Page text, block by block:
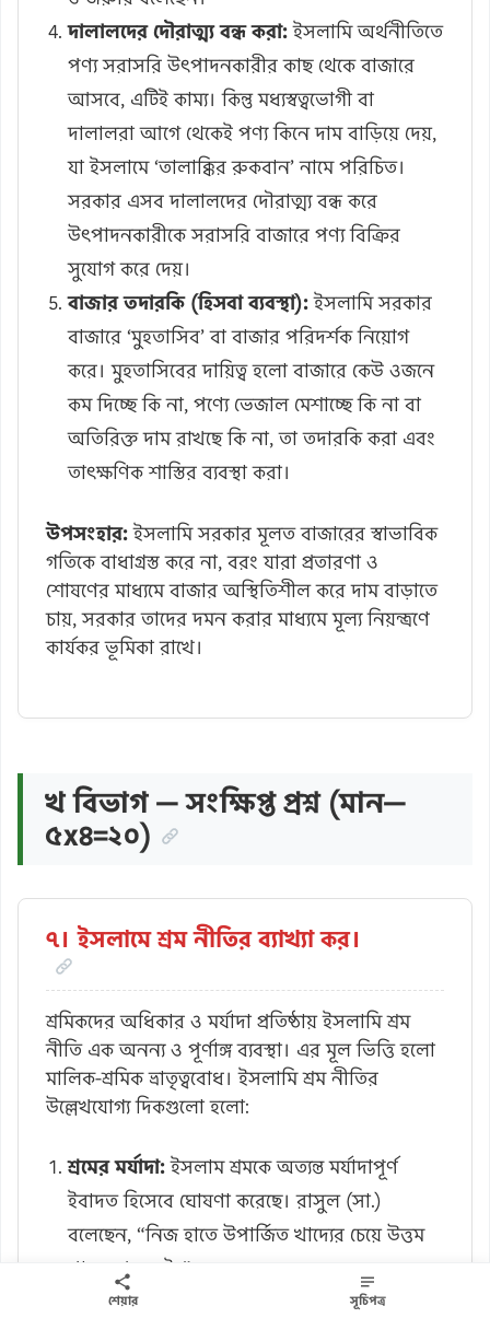
দালালদের দৌরাত্ম্য বন্ধ করা:ইসলামি অর্থনীতিতে
পণ্য সরাসরি উৎপাদনকারীর কাছ থেকে বাজারে
আসবে, এটিই কাম্য। কিন্তু মধ্যস্বত্বভোগী বা
দালালরা আগে থেকেই পণ্য কিনে দাম বাড়িয়ে দেয়,
যা ইসলামে ‘তালাক্কির রুকবান’ নামে পরিচিত।
সরকার এসব দালালদের দৌরাত্ম্য বন্ধ করে
উৎপাদনকারীকে সরাসরি বাজারে পণ্য বিক্রির
সুযোগ করে দেয়।
বাজার তদারকি (হিসবা ব্যবস্থা):ইসলামি সরকার
বাজারে ‘মুহতাসিব’ বা বাজার পরিদর্শক নিয়োগ
করে। মুহতাসিবের দায়িত্ব হলো বাজারে কেউ ওজনে
কম দিচ্ছে কি না, পণ্যে ভেজাল মেশাচ্ছে কি না বা
অতিরিক্ত দাম রাখছে কি না, তা তদারকি করা এবং
তাৎক্ষণিক শাস্তির ব্যবস্থা করা।
উপসংহার:ইসলামি সরকার মূলত বাজারের স্বাভাবিক
গতিকে বাধাগ্রস্ত করে না, বরং যারা প্রতারণা ও
শোষণের মাধ্যমে বাজার অস্থিতিশীল করে দাম বাড়াতে
চায়, সরকার তাদের দমন করার মাধ্যমে মূল্য নিয়ন্ত্রণে
কার্যকর ভূমিকা রাখে।
খ বিভাগ — সংক্ষিপ্ত প্রশ্ন (মান—
৫x৪=২০)
৭। ইসলামে শ্রম নীতির ব্যাখ্যা কর।
শ্রমিকদের অধিকার ও মর্যাদা প্রতিষ্ঠায় ইসলামি শ্রম
নীতি এক অনন্য ও পূর্ণাঙ্গ ব্যবস্থা। এর মূল ভিত্তি হলো
মালিক-শ্রমিক ভ্রাতৃত্ববোধ। ইসলামি শ্রম নীতির
উল্লেখযোগ্য দিকগুলো হলো:
শ্রমের মর্যাদা:ইসলাম শ্রমকে অত্যন্ত মর্যাদাপূর্ণ
ইবাদত হিসেবে ঘোষণা করেছে। রাসুল (সা.)
বলেছেন, “নিজ হাতে উপার্জিত খাদ্যের চেয়ে উত্তম
খাদ্য আর নেই।”
মালিক-শ্রমিক সম্পর্ক:
ইসলামি অর্থনীতিতে মালিক
শেয়ার সূচিপত্র